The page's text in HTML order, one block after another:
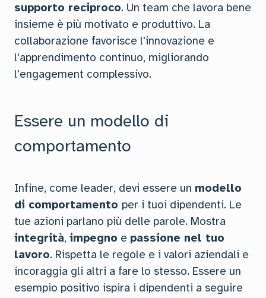
supporto reciproco. Un team che lavora bene
insieme è più motivato e produttivo. La
collaborazione favorisce l'innovazione e
l'apprendimento continuo, migliorando
l'engagement complessivo.
Essere un modello di
comportamento
Infine, come leader, devi essere un modello
di comportamento per i tuoi dipendenti. Le
tue azioni parlano più delle parole. Mostra
integrità, impegno e passione nel tuo
lavoro. Rispetta le regole e i valori aziendali e
incoraggia gli altri a fare lo stesso. Essere un
esempio positivo ispira i dipendenti a seguire